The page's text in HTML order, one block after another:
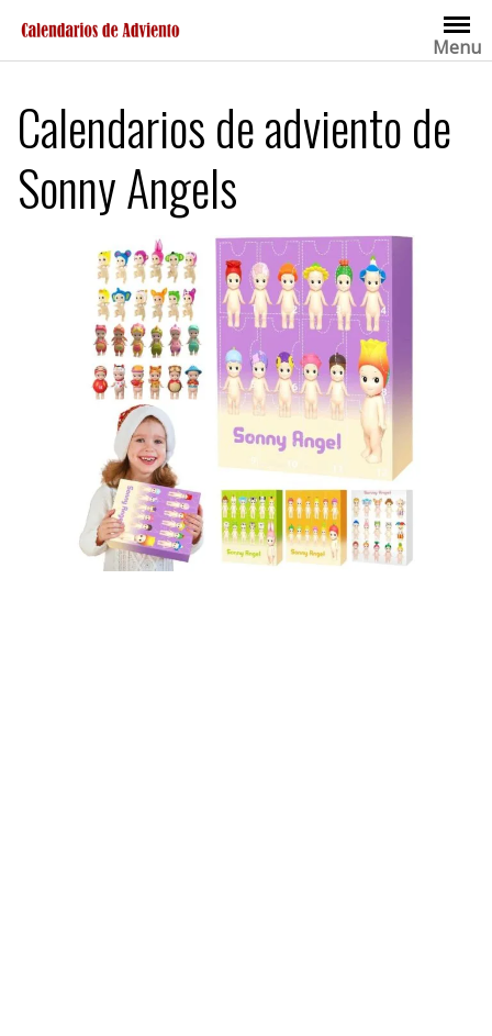
contenido
Menu
Calendarios de adviento de
Sonny Angels